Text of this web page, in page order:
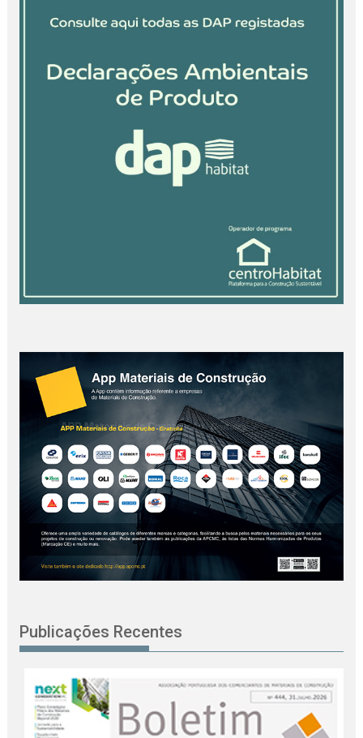
Publicações Recentes